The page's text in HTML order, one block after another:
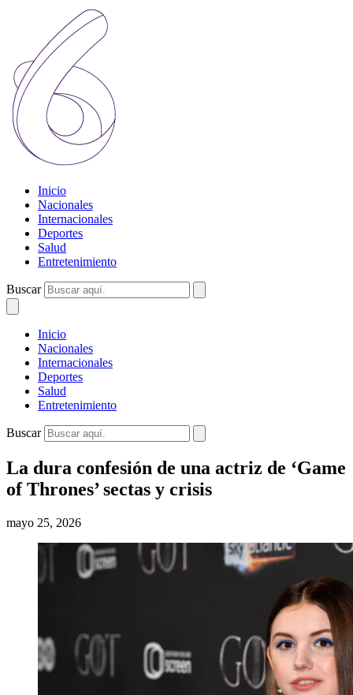
Inicio
Nacionales
Internacionales
Deportes
Salud
Entretenimiento
Buscar
Inicio
Nacionales
Internacionales
Deportes
Salud
Entretenimiento
Buscar
La dura confesión de una actriz de ‘Game
of Thrones’ sectas y crisis
mayo 25, 2026